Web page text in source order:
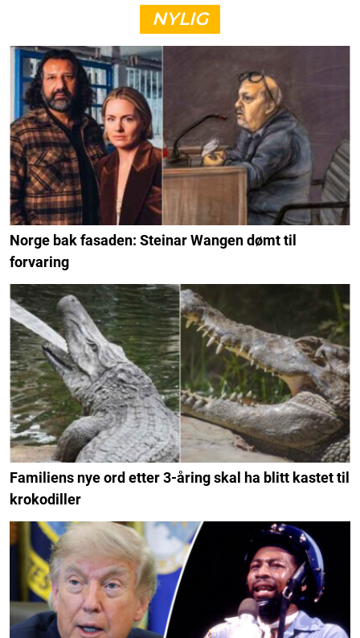
NYLIG
Norge bak fasaden: Steinar Wangen dømt til
forvaring
Familiens nye ord etter 3-åring skal ha blitt kastet til
krokodiller